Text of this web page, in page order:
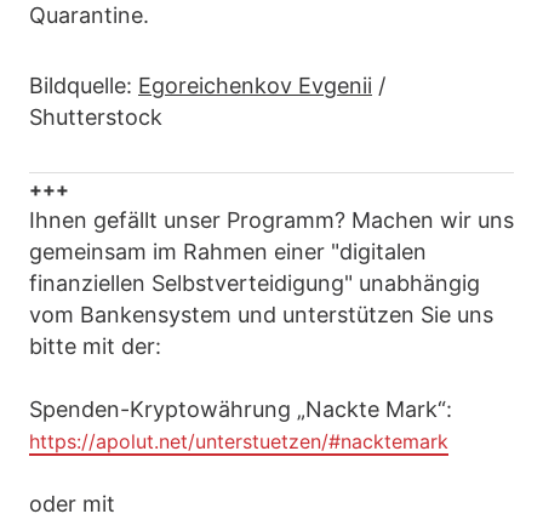
Quarantine.
Bildquelle: Egoreichenkov Evgenii /
Shutterstock
+++
Ihnen gefällt unser Programm? Machen wir uns
gemeinsam im Rahmen einer "digitalen
finanziellen Selbstverteidigung" unabhängig
vom Bankensystem und unterstützen Sie uns
bitte mit der:
Spenden-Kryptowährung „Nackte Mark“:
https://apolut.net/unterstuetzen/#nacktemark
oder mit